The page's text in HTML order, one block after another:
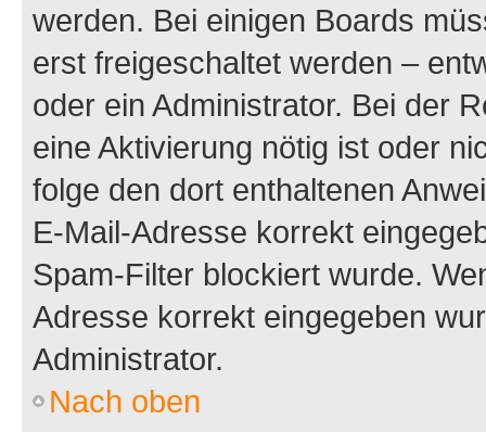
werden. Bei einigen Boards
erst freigeschaltet werden –
oder ein Administrator. Bei der
eine Aktivierung nötig ist oder
folge den dort enthaltenen
E-Mail-Adresse korrekt
Spam-Filter blockiert wurde.
Adresse korrekt eingegeben
Administrator.
Nach oben